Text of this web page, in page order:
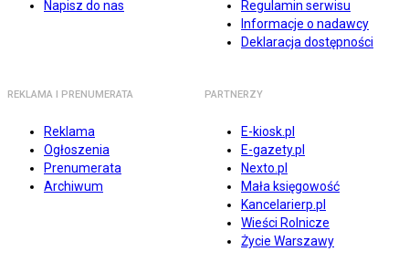
Napisz do nas
Regulamin serwisu
Informacje o nadawcy
Deklaracja dostępności
REKLAMA I PRENUMERATA
Reklama
Ogłoszenia
Prenumerata
Archiwum
PARTNERZY
E-kiosk.pl
E-gazety.pl
Nexto.pl
Mała księgowość
Kancelarierp.pl
Wieści Rolnicze
Życie Warszawy